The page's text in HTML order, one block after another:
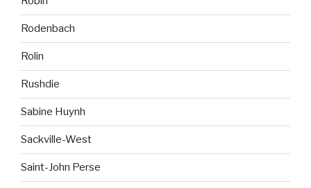
Rodenbach
Rolin
Rushdie
Sabine Huynh
Sackville-West
Saint-John Perse